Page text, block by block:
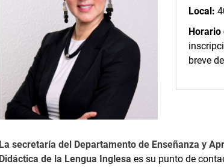
Local:
Horario
breve
La secretaría del Departamento de Enseñanza y
Didáctica de la Lengua Inglesa es su punto de